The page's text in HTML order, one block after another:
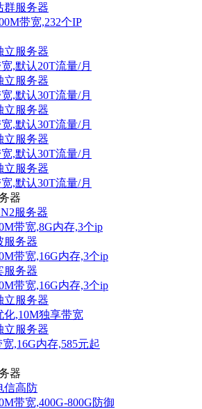
群服务器
带宽,232个IP
立服务器
,默认20T流量/月
立服务器
,默认30T流量/月
立服务器
,默认30T流量/月
立服务器
,默认30T流量/月
立服务器
,默认30T流量/月
器
服务器
带宽,8G内存,3个ip
服务器
带宽,16G内存,3个ip
服务器
带宽,16G内存,3个ip
立服务器
化,10M独享带宽
立服务器
宽,16G内存,585元起
器
信高防
带宽,400G-800G防御